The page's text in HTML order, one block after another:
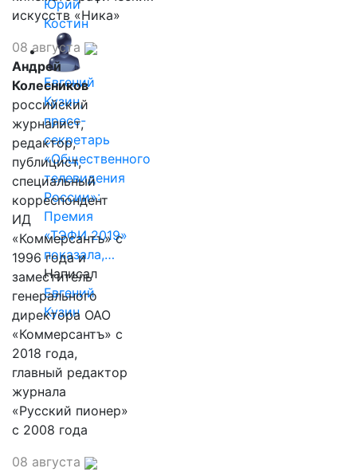
Юрий
Костин
Евгений
Кузин,
пресс-
секретарь
«Общественного
телевидения
России»:
Премия
«ТЭФИ 2019»
показала,…
Написал
Евгений
Кузин
искусств «Ника»
08 августа
Андрей
Колесников
российский
журналист,
редактор,
публицист,
специальный
корреспондент
ИД
«Коммерсантъ» с
1996 года и
заместитель
генерального
директора ОАО
«Коммерсантъ» с
2018 года,
главный редактор
журнала
«Русский пионер»
с 2008 года
08 августа